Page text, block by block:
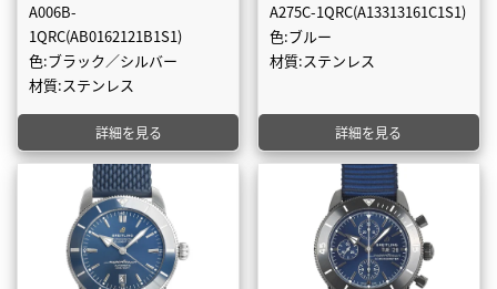
A006B-
1QRC(AB0162121B1S1)
色:ブラック／シルバー
材質:ステンレス
詳細を見る
A275C-1QRC(A13313161C1S1)
色:ブルー
材質:ステンレス
詳細を見る